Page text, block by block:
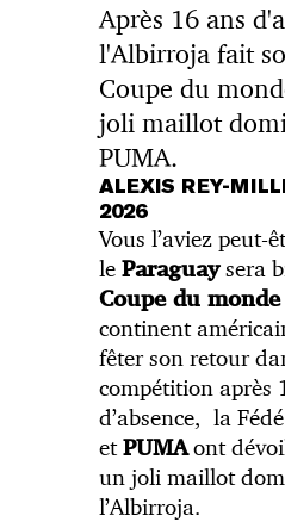
Après 16 ans
l'Albirroja fait
Coupe du
joli maillot
PUMA.
ALEXIS REY-
2026
Vous l’aviez peut-
leParaguaysera
Coupe du
continent
fêter son retour
compétition après
d’absence, la
etPUMAont
un joli maillot
l’Albirroja.